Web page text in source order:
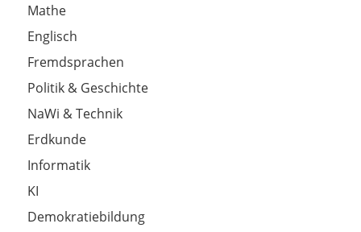
Mathe
Englisch
Fremdsprachen
Politik & Geschichte
NaWi & Technik
Erdkunde
Informatik
KI
Demokratiebildung